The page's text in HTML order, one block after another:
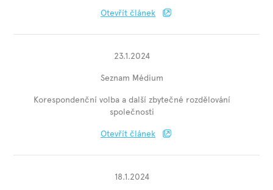
Otevřít článek
23.1.2024
Seznam Médium
Korespondenční volba a další zbytečné rozdělování
společnosti
Otevřít článek
18.1.2024